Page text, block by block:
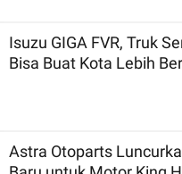
Isuzu GIGA FVR, Truk
Bisa Buat Kota Lebih
Astra Otoparts